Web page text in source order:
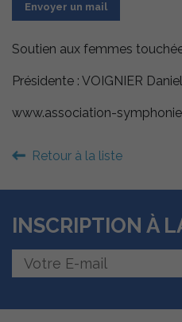
Envoyer un mail
Soutien aux femmes
Présidente : VOIGNIER Daniel
www.association-
Retour à la liste
INSCRIPTION À